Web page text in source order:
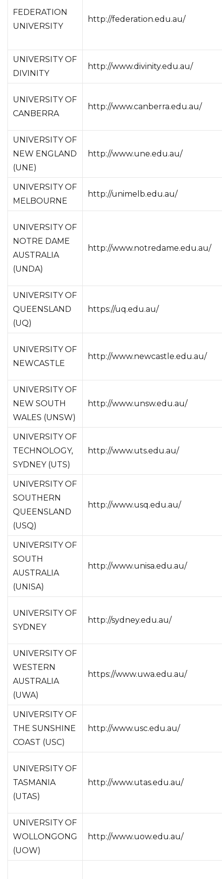
FEDERATION
UNIVERSITY
http://federation.edu.au/
UNIVERSITY OF
DIVINITY
http://www.divinity.edu.au/
UNIVERSITY OF
CANBERRA
http://www.canberra.edu.au/
UNIVERSITY OF
NEW ENGLAND
(UNE)
http://www.une.edu.au/
UNIVERSITY OF
MELBOURNE
http://unimelb.edu.au/
UNIVERSITY OF
NOTRE DAME
AUSTRALIA
(UNDA)
http://www.notredame.edu.au/
UNIVERSITY OF
QUEENSLAND
(UQ)
https://uq.edu.au/
UNIVERSITY OF
NEWCASTLE
http://www.newcastle.edu.au/
UNIVERSITY OF
NEW SOUTH
WALES (UNSW)
http://www.unsw.edu.au/
UNIVERSITY OF
TECHNOLOGY,
SYDNEY (UTS)
http://www.uts.edu.au/
UNIVERSITY OF
SOUTHERN
QUEENSLAND
(USQ)
http://www.usq.edu.au/
UNIVERSITY OF
SOUTH
AUSTRALIA
(UNISA)
http://www.unisa.edu.au/
UNIVERSITY OF
SYDNEY
http://sydney.edu.au/
UNIVERSITY OF
WESTERN
AUSTRALIA
(UWA)
https://www.uwa.edu.au/
UNIVERSITY OF
THE SUNSHINE
COAST (USC)
http://www.usc.edu.au/
UNIVERSITY OF
TASMANIA
(UTAS)
http://www.utas.edu.au/
UNIVERSITY OF
WOLLONGONG
(UOW)
http://www.uow.edu.au/